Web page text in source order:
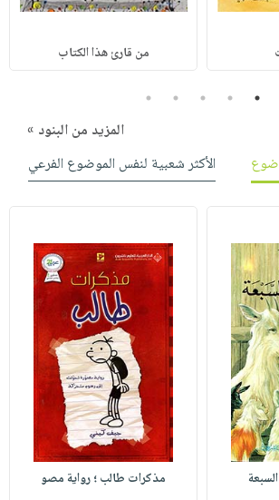
من قارئ هذا الكتاب
1
2
3
4
5
المزيد من البنود »
الأكثر شعبية لنفس الموضوع الفرعي
مذكرات طالب ؛ رواية مصو